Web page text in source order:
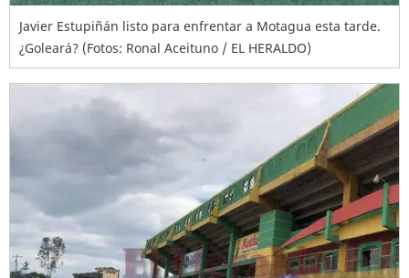
Javier Estupiñán listo para enfrentar a Motagua esta tarde.
¿Goleará? (Fotos: Ronal Aceituno / EL HERALDO)